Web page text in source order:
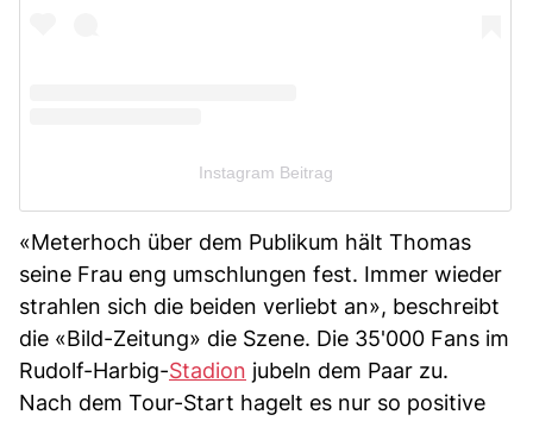
Instagram Beitrag
«Meterhoch über dem Publikum hält Thomas
seine Frau eng umschlungen fest. Immer wieder
strahlen sich die beiden verliebt an», beschreibt
die «Bild-Zeitung» die Szene. Die 35'000 Fans im
Rudolf-Harbig-Stadion jubeln dem Paar zu.
Nach dem Tour-Start hagelt es nur so positive